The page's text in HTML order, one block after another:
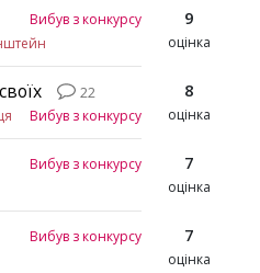
Вибув з конкурсу
9
оцінка
22
Вибув з конкурсу
8
оцінка
Вибув з конкурсу
7
оцінка
Вибув з конкурсу
7
оцінка